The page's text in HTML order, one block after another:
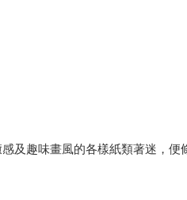
及趣味畫風的各樣紙類著迷，